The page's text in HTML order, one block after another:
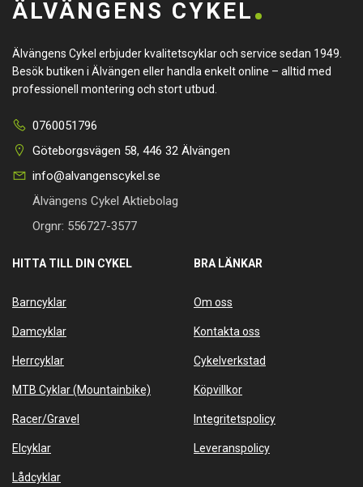
ÄLVÄNGENS CYKEL
Älvängens Cykel erbjuder kvalitetscyklar och service sedan 1949.
Besök butiken i Älvängen eller handla enkelt online – alltid med
professionell montering och stort utbud.
0760051796
Göteborgsvägen 58, 446 32 Älvängen
info@alvangenscykel.se
Älvängens Cykel Aktiebolag
Orgnr: 556727-3577
HITTA TILL DIN CYKEL
Barncyklar
Damcyklar
Herrcyklar
MTB Cyklar (Mountainbike)
Racer/Gravel
Elcyklar
Lådcyklar
BRA LÄNKAR
Om oss
Kontakta oss
Cykelverkstad
Köpvillkor
Integritetspolicy
Leveranspolicy